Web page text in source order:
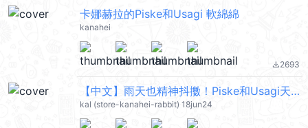
卡娜赫拉的Piske和Usagi 軟綿綿
kanahei
file_download2693
【中文】雨天也精神抖擻！Piske和Usagi天氣貼圖 @kal_pc
kal (store-kanahei-rabbit) 18jun24